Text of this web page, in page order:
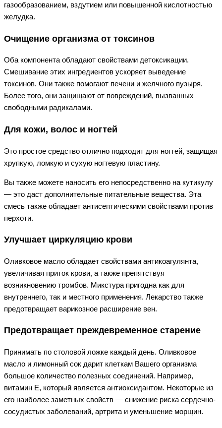
газообразованием, вздутием или повышенной кислотностью
желудка.
Очищение организма от токсинов
Оба компонента обладают свойствами детоксикации.
Смешивание этих ингредиентов ускоряет выведение
токсинов. Они также помогают печени и желчного пузыря.
Более того, они защищают от повреждений, вызванных
свободными радикалами.
Для кожи, волос и ногтей
Это простое средство отлично подходит для ногтей, защищая
хрупкую, ломкую и сухую ногтевую пластину.
Вы также можете наносить его непосредственно на кутикулу
— это даст дополнительные питательные вещества. Эта
смесь также обладает антисептическими свойствами против
перхоти.
Улучшает циркуляцию крови
Оливковое масло обладает свойствами антикоагулянта,
увеличивая приток крови, а также препятствуя
возникновению тромбов. Микстура пригодна как для
внутреннего, так и местного применения. Лекарство также
предотвращает варикозное расширение вен.
Предотвращает преждевременное старение
Принимать по столовой ложке каждый день. Оливковое
масло и лимонный сок дарит клеткам Вашего организма
большое количество полезных соединений. Например,
витамин Е, который является антиоксидантом. Некоторые из
его наиболее заметных свойств — снижение риска сердечно-
сосудистых заболеваний, артрита и уменьшение морщин.